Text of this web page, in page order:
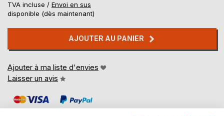
TVA incluse / Envoi en sus
disponible (dès maintenant)
AJOUTER AU PANIER
Ajouter à ma liste d'envies
Laisser un avis